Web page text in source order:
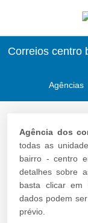
Correios centro
Agências
Agência dos
todas as
bairro - centro
detalhes sobre
basta clicar em
dados podem
prévio.